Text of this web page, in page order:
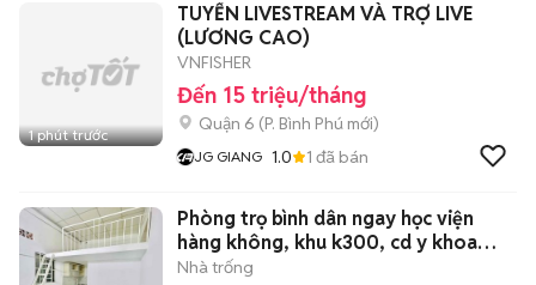
1 phút trước
TUYỂN LIVESTREAM VÀ TRỢ LIVE
(LƯƠNG CAO)
VNFISHER
Đến 15 triệu/tháng
Quận 6 (P. Bình Phú mới)
JG GIANG 1.0 1 đã bán
Phòng trọ bình dân ngay học viện
hàng không, khu k300, cd y khoa
PNT
Nhà trống